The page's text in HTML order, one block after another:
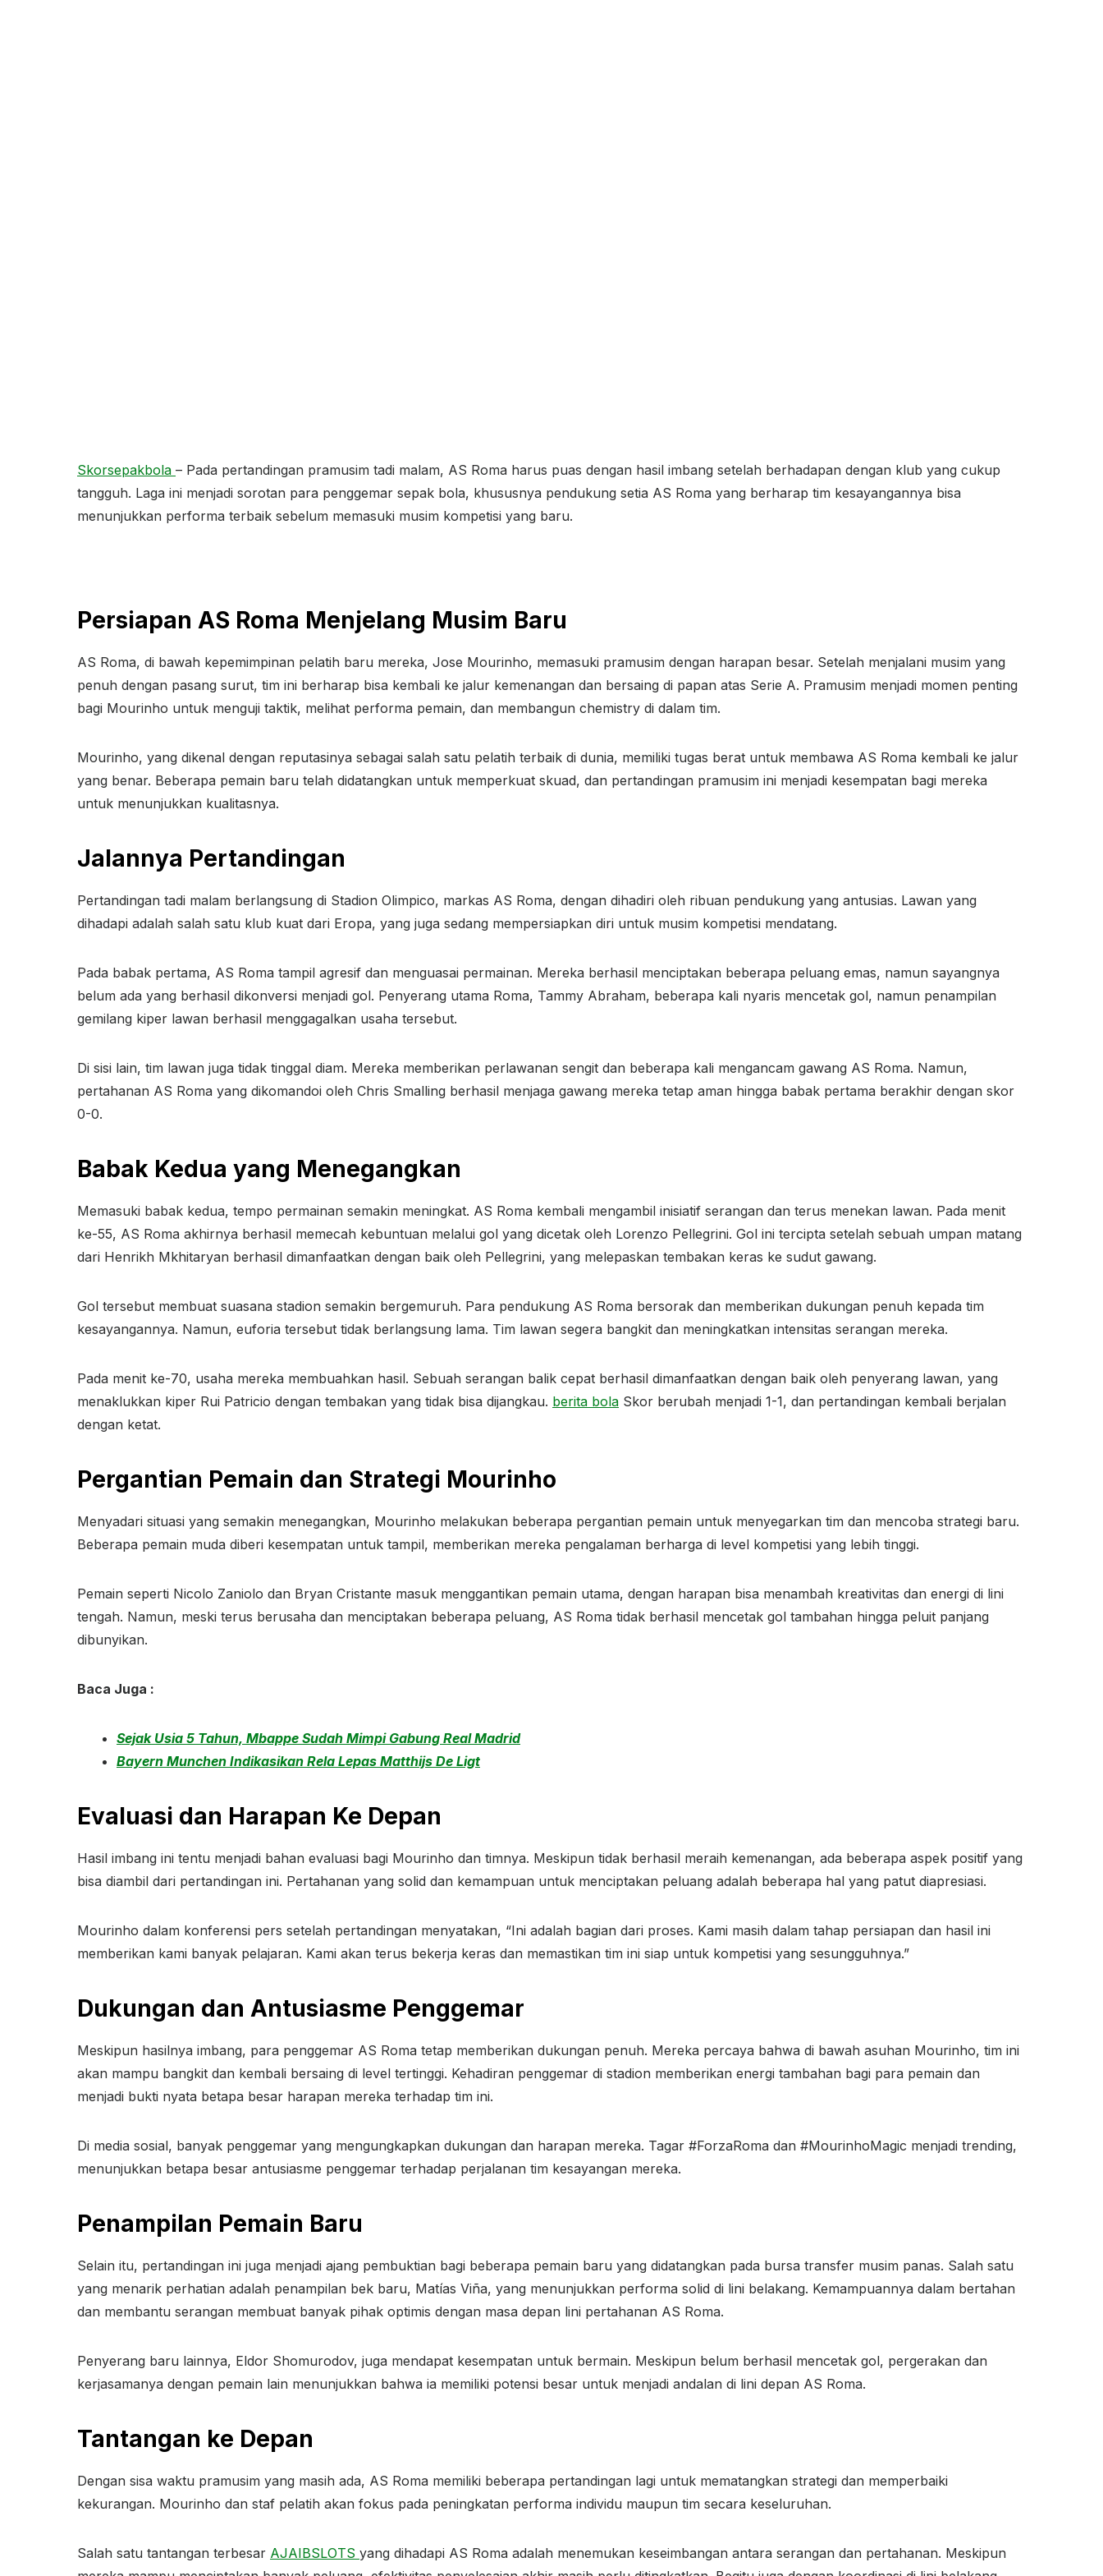
Skorsepakbola – Pada pertandingan pramusim tadi malam, AS Roma harus puas dengan hasil imbang setelah berhadapan dengan klub yang cukup
tangguh. Laga ini menjadi sorotan para penggemar sepak bola, khususnya pendukung setia AS Roma yang berharap tim kesayangannya bisa
menunjukkan performa terbaik sebelum memasuki musim kompetisi yang baru.
Persiapan AS Roma Menjelang Musim Baru
AS Roma, di bawah kepemimpinan pelatih baru mereka, Jose Mourinho, memasuki pramusim dengan harapan besar. Setelah menjalani musim yang
penuh dengan pasang surut, tim ini berharap bisa kembali ke jalur kemenangan dan bersaing di papan atas Serie A. Pramusim menjadi momen penting
bagi Mourinho untuk menguji taktik, melihat performa pemain, dan membangun chemistry di dalam tim.
Mourinho, yang dikenal dengan reputasinya sebagai salah satu pelatih terbaik di dunia, memiliki tugas berat untuk membawa AS Roma kembali ke jalur
yang benar. Beberapa pemain baru telah didatangkan untuk memperkuat skuad, dan pertandingan pramusim ini menjadi kesempatan bagi mereka
untuk menunjukkan kualitasnya.
Jalannya Pertandingan
Pertandingan tadi malam berlangsung di Stadion Olimpico, markas AS Roma, dengan dihadiri oleh ribuan pendukung yang antusias. Lawan yang
dihadapi adalah salah satu klub kuat dari Eropa, yang juga sedang mempersiapkan diri untuk musim kompetisi mendatang.
Pada babak pertama, AS Roma tampil agresif dan menguasai permainan. Mereka berhasil menciptakan beberapa peluang emas, namun sayangnya
belum ada yang berhasil dikonversi menjadi gol. Penyerang utama Roma, Tammy Abraham, beberapa kali nyaris mencetak gol, namun penampilan
gemilang kiper lawan berhasil menggagalkan usaha tersebut.
Di sisi lain, tim lawan juga tidak tinggal diam. Mereka memberikan perlawanan sengit dan beberapa kali mengancam gawang AS Roma. Namun,
pertahanan AS Roma yang dikomandoi oleh Chris Smalling berhasil menjaga gawang mereka tetap aman hingga babak pertama berakhir dengan skor
0-0.
Babak Kedua yang Menegangkan
Memasuki babak kedua, tempo permainan semakin meningkat. AS Roma kembali mengambil inisiatif serangan dan terus menekan lawan. Pada menit
ke-55, AS Roma akhirnya berhasil memecah kebuntuan melalui gol yang dicetak oleh Lorenzo Pellegrini. Gol ini tercipta setelah sebuah umpan matang
dari Henrikh Mkhitaryan berhasil dimanfaatkan dengan baik oleh Pellegrini, yang melepaskan tembakan keras ke sudut gawang.
Gol tersebut membuat suasana stadion semakin bergemuruh. Para pendukung AS Roma bersorak dan memberikan dukungan penuh kepada tim
kesayangannya. Namun, euforia tersebut tidak berlangsung lama. Tim lawan segera bangkit dan meningkatkan intensitas serangan mereka.
Pada menit ke-70, usaha mereka membuahkan hasil. Sebuah serangan balik cepat berhasil dimanfaatkan dengan baik oleh penyerang lawan, yang
menaklukkan kiper Rui Patricio dengan tembakan yang tidak bisa dijangkau. berita bola Skor berubah menjadi 1-1, dan pertandingan kembali berjalan
dengan ketat.
Pergantian Pemain dan Strategi Mourinho
Menyadari situasi yang semakin menegangkan, Mourinho melakukan beberapa pergantian pemain untuk menyegarkan tim dan mencoba strategi baru.
Beberapa pemain muda diberi kesempatan untuk tampil, memberikan mereka pengalaman berharga di level kompetisi yang lebih tinggi.
Pemain seperti Nicolo Zaniolo dan Bryan Cristante masuk menggantikan pemain utama, dengan harapan bisa menambah kreativitas dan energi di lini
tengah. Namun, meski terus berusaha dan menciptakan beberapa peluang, AS Roma tidak berhasil mencetak gol tambahan hingga peluit panjang
dibunyikan.
Baca Juga :
Sejak Usia 5 Tahun, Mbappe Sudah Mimpi Gabung Real Madrid
Bayern Munchen Indikasikan Rela Lepas Matthijs De Ligt
Evaluasi dan Harapan Ke Depan
Hasil imbang ini tentu menjadi bahan evaluasi bagi Mourinho dan timnya. Meskipun tidak berhasil meraih kemenangan, ada beberapa aspek positif yang
bisa diambil dari pertandingan ini. Pertahanan yang solid dan kemampuan untuk menciptakan peluang adalah beberapa hal yang patut diapresiasi.
Mourinho dalam konferensi pers setelah pertandingan menyatakan, “Ini adalah bagian dari proses. Kami masih dalam tahap persiapan dan hasil ini
memberikan kami banyak pelajaran. Kami akan terus bekerja keras dan memastikan tim ini siap untuk kompetisi yang sesungguhnya.”
Dukungan dan Antusiasme Penggemar
Meskipun hasilnya imbang, para penggemar AS Roma tetap memberikan dukungan penuh. Mereka percaya bahwa di bawah asuhan Mourinho, tim ini
akan mampu bangkit dan kembali bersaing di level tertinggi. Kehadiran penggemar di stadion memberikan energi tambahan bagi para pemain dan
menjadi bukti nyata betapa besar harapan mereka terhadap tim ini.
Di media sosial, banyak penggemar yang mengungkapkan dukungan dan harapan mereka. Tagar #ForzaRoma dan #MourinhoMagic menjadi trending,
menunjukkan betapa besar antusiasme penggemar terhadap perjalanan tim kesayangan mereka.
Penampilan Pemain Baru
Selain itu, pertandingan ini juga menjadi ajang pembuktian bagi beberapa pemain baru yang didatangkan pada bursa transfer musim panas. Salah satu
yang menarik perhatian adalah penampilan bek baru, Matías Viña, yang menunjukkan performa solid di lini belakang. Kemampuannya dalam bertahan
dan membantu serangan membuat banyak pihak optimis dengan masa depan lini pertahanan AS Roma.
Penyerang baru lainnya, Eldor Shomurodov, juga mendapat kesempatan untuk bermain. Meskipun belum berhasil mencetak gol, pergerakan dan
kerjasamanya dengan pemain lain menunjukkan bahwa ia memiliki potensi besar untuk menjadi andalan di lini depan AS Roma.
Tantangan ke Depan
Dengan sisa waktu pramusim yang masih ada, AS Roma memiliki beberapa pertandingan lagi untuk mematangkan strategi dan memperbaiki
kekurangan. Mourinho dan staf pelatih akan fokus pada peningkatan performa individu maupun tim secara keseluruhan.
Salah satu tantangan terbesar AJAIBSLOTS yang dihadapi AS Roma adalah menemukan keseimbangan antara serangan dan pertahanan. Meskipun